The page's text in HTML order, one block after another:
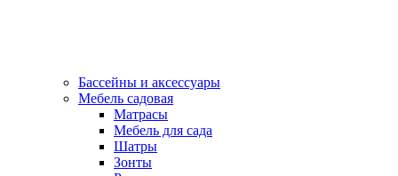
Бассейны и аксессуары
Мебель садовая
Матрасы
Мебель для сада
Шатры
Зонты